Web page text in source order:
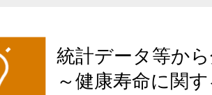
統計データ等か
～健康寿命に関